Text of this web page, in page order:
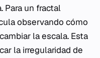
Para un fractal
observando cómo
la escala. Esta
la irregularidad de